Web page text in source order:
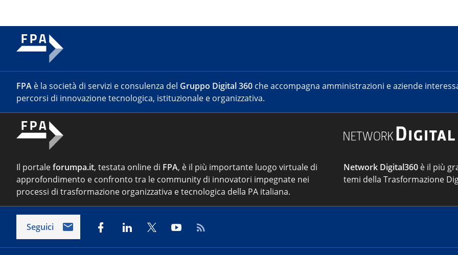
FPA è la società di servizi e consulenza del Gruppo Digital 360 che accompagna amministrazioni e aziende
percorsi di innovazione tecnologica, istituzionale e organizzativa.
Il portaleforumpa.it, testata online di FPA, è il più importante luogo virtuale di
approfondimento e confronto tra le community di innovatori impegnate nei
processi di trasformazione organizzativa e tecnologica della PA italiana.
Network Digital360 è il più
temi della Trasformazione
Seguici